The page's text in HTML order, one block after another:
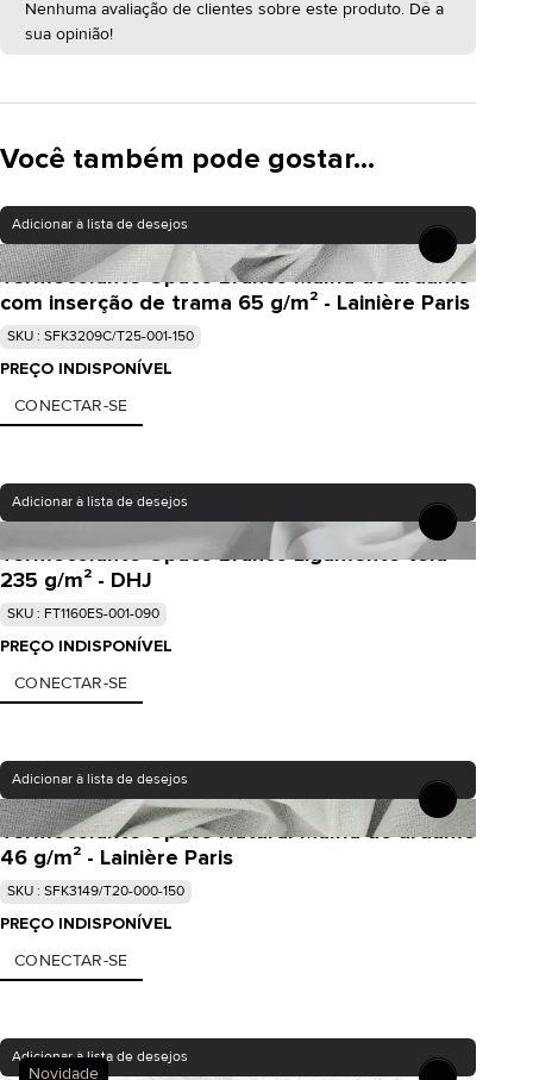
Nenhuma avaliação de clientes sobre este produto. Dê a
sua opinião!
Você também pode gostar...
Adicionar à lista de desejos
Termocolante Opaco Branco Malha de urdume
com inserção de trama 65 g/m² - Lainière Paris
SKU : SFK3209C/T25-001-150
PREÇO INDISPONÍVEL
CONECTAR-SE
Adicionar à lista de desejos
Termocolante Opaco Branco Ligamento tela
235 g/m² - DHJ
SKU : FT1160ES-001-090
PREÇO INDISPONÍVEL
CONECTAR-SE
Adicionar à lista de desejos
Termocolante Opaco Natural Malha de urdume
46 g/m² - Lainière Paris
SKU : SFK3149/T20-000-150
PREÇO INDISPONÍVEL
CONECTAR-SE
Novidade
Adicionar à lista de desejos